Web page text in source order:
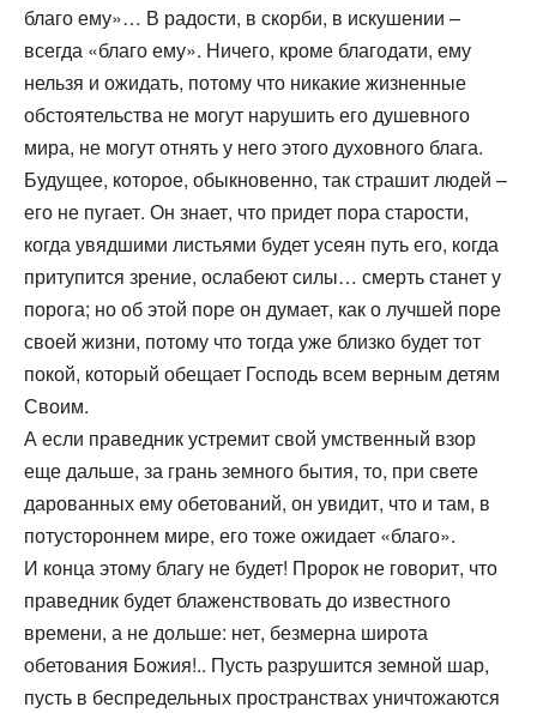
благо ему»… В радости, в скорби, в искушении –
всегда «благо ему». Ничего, кроме благодати, ему
нельзя и ожидать, потому что никакие жизненные
обстоятельства не могут нарушить его душевного
мира, не могут отнять у него этого духовного блага.
Будущее, которое, обыкновенно, так страшит людей –
его не пугает. Он знает, что придет пора старости,
когда увядшими листьями будет усеян путь его, когда
притупится зрение, ослабеют силы… смерть станет у
порога; но об этой поре он думает, как о лучшей поре
своей жизни, потому что тогда уже близко будет тот
покой, который обещает Господь всем верным детям
Своим.
А если праведник устремит свой умственный взор
еще дальше, за грань земного бытия, то, при свете
дарованных ему обетований, он увидит, что и там, в
потустороннем мире, его тоже ожидает «благо».
И конца этому благу не будет! Пророк не говорит, что
праведник будет блаженствовать до известного
времени, а не дольше: нет, безмерна широта
обетования Божия!.. Пусть разрушится земной шар,
пусть в беспредельных пространствах уничтожаются